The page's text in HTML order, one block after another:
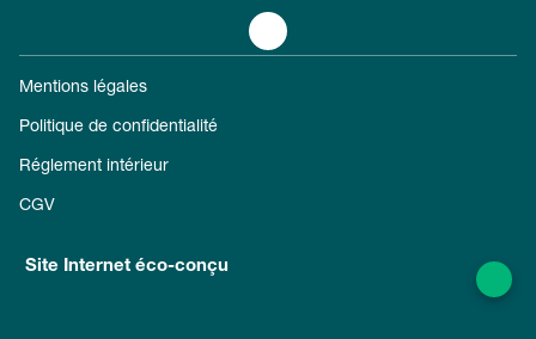
Mentions légales
Politique de confidentialité
Réglement intérieur
CGV
Site Internet éco-conçu